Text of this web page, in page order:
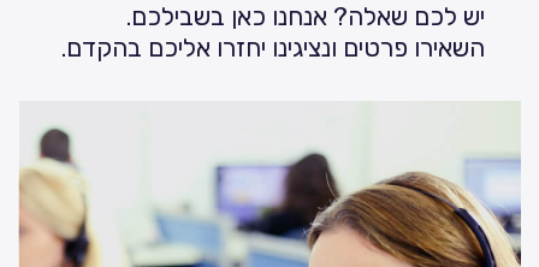
יש לכם שאלה? אנחנו כאן בשבילכם.
השאירו פרטים ונציגינו יחזרו אליכם בהקדם.